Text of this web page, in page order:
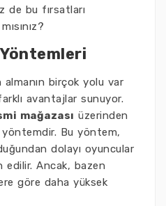
de bu fırsatları
Yöntemleri
almanın birçok yolu var
avantajlar sunuyor.
mağazası üzerinden
yöntemdir. Bu yöntem,
dolayı oyuncular
edilir. Ancak, bazen
göre daha yüksek